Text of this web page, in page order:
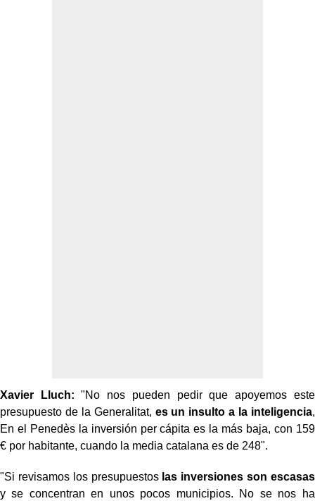
Xavier Lluch: "No nos pueden pedir que apoyemos este
presupuesto de la Generalitat, es un insulto a la inteligencia,
En el Penedès la inversión per cápita es la más baja, con 159
€ por habitante, cuando la media catalana es de 248".
"Si revisamos los presupuestos las inversiones son escasas
y se concentran en unos pocos municipios. No se nos ha